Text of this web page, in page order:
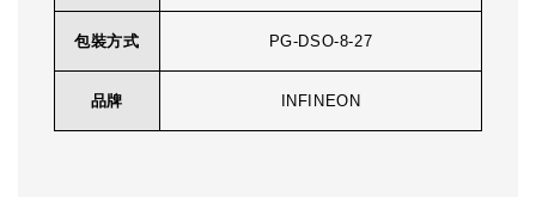
包裝方式 PG-DSO-8-27
品牌 INFINEON